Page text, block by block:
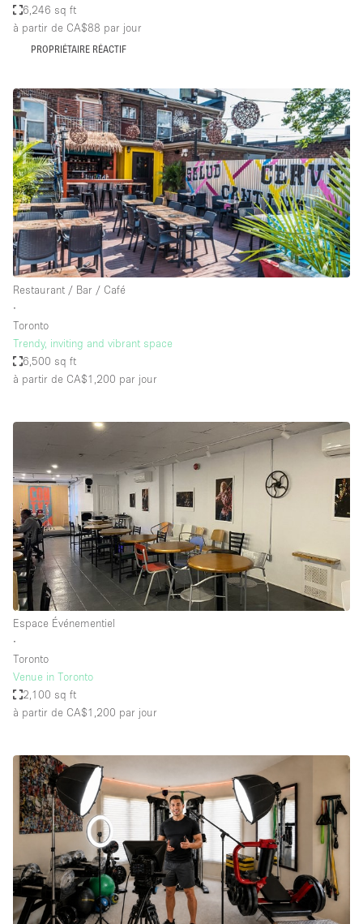
6,246 sq ft
à partir de CA$88 par jour
PROPRIÉTAIRE RÉACTIF
Restaurant / Bar / Café
∙
Toronto
Trendy, inviting and vibrant space
6,500 sq ft
à partir de CA$1,200 par jour
Espace Événementiel
∙
Toronto
Venue in Toronto
2,100 sq ft
à partir de CA$1,200 par jour